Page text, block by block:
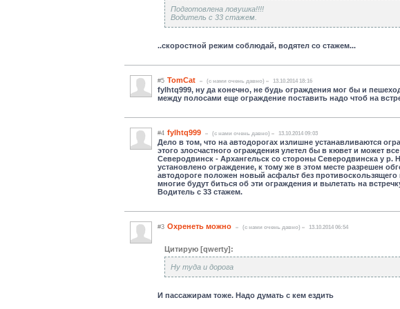
Подготовлена ловушка!!!!
Водитель с 33 стажем.
..скоростной режим соблюдай, водятел со стажем...
#5 TomCat (c нами очень давно) 13.10.2014 18:16
fylhtq999, ну да конечно, не будь ограждения мог бы и
между полосами еще ограждение поставить надо чтоб на
#4 fylhtq999 (c нами очень давно) 13.10.2014 09:03
Дело в том, что на автодорогах излишне устанавливаются
этого злосчастного ограждения улетел бы в кювет и может
Северодвинск - Архангельск со стороны Северодвинска у р.
установлено ограждение, к тому же в этом месте разрешен
автодороге положен новый асфальт без
многие будут биться об эти ограждения и вылетать на
Водитель с 33 стажем.
#3 Охренеть можно (c нами очень давно) 13.10.2014 06:54
Цитирую [qwerty]:
Ну туда и дорога
И пассажирам тоже. Надо думать с кем ездить